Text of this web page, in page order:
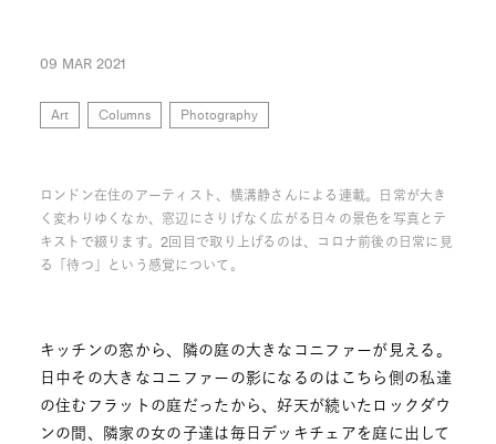
09 MAR 2021
Art Columns Photography
ロンドン在住のアーティスト、横溝静さんによる連載。日常が大き
く変わりゆくなか、窓辺にさりげなく広がる日々の景色を写真とテ
キストで綴ります。2回目で取り上げるのは、コロナ前後の日常に見
る「待つ」という感覚について。
キッチンの窓から、隣の庭の大きなコニファーが見える。
日中その大きなコニファーの影になるのはこちら側の私達
の住むフラットの庭だったから、好天が続いたロックダウ
ンの間、隣家の女の子達は毎日デッキチェアを庭に出して